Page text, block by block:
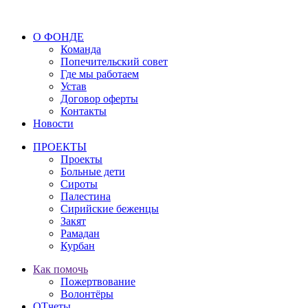
О ФОНДЕ
Команда
Попечительский совет
Где мы работаем
Устав
Договор оферты
Контакты
Новости
ПРОЕКТЫ
Проекты
Больные дети
Сироты
Палестина
Сирийские беженцы
Закят
Рамадан
Курбан
Как помочь
Пожертвование
Волонтёры